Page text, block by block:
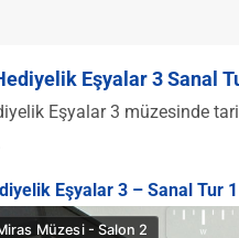
Eşyalar 3 Sanal
Eşyalar 3 müzesinde
Eşyalar 3 – Sanal Tur 1